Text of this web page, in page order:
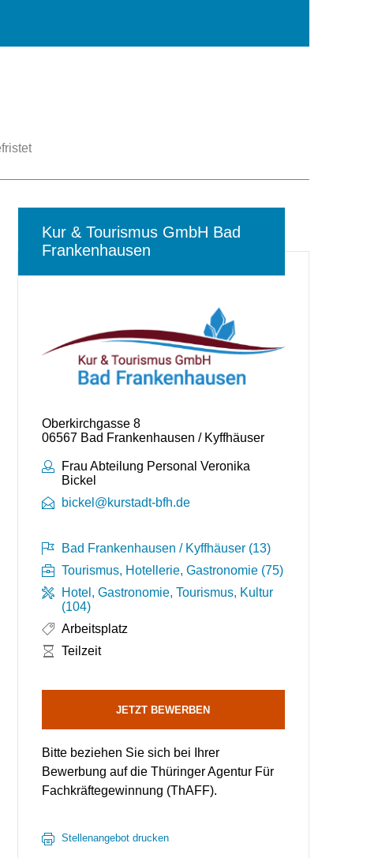
Kur & Tourismus GmbH Bad
Frankenhausen
Oberkirchgasse 8
06567 Bad Frankenhausen / Kyffhäuser
Ansprechpartner:
Frau Abteilung Personal Veronika
Bickel
bickel@kurstadt-bfh.de
Bad Frankenhausen / Kyffhäuser (13)
Tourismus, Hotellerie, Gastronomie (75)
Hotel, Gastronomie, Tourismus, Kultur
(104)
Arbeitsplatz
Arbeitszeit:
Teilzeit
JETZT BEWERBEN
Bitte beziehen Sie sich bei Ihrer
Bewerbung auf die Thüringer Agentur Für
Fachkräftegewinnung (ThAFF).
Stellenangebot drucken